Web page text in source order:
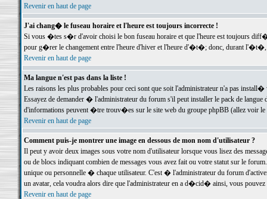
Revenir en haut de page
J'ai chang� le fuseau horaire et l'heure est toujours incorrecte !
Si vous �tes s�r d'avoir choisi le bon fuseau horaire et que l'heure est toujours
pour g�rer le changement entre l'heure d'hiver et l'heure d'�t�; donc, durant
Revenir en haut de page
Ma langue n'est pas dans la liste !
Les raisons les plus probables pour ceci sont que soit l'administrateur n'a pas
Essayez de demander � l'administrateur du forum s'il peut installer le pack de
d'informations peuvent �tre trouv�es sur le site web du groupe phpBB (allez voir le
Revenir en haut de page
Comment puis-je montrer une image en dessous de mon nom d'utilisateur ?
Il peut y avoir deux images sous votre nom d'utilisateur lorsque vous lisez des
ou de blocs indiquant combien de messages vous avez fait ou votre statut sur le
unique ou personnelle � chaque utilisateur. C'est � l'administrateur du forum
un avatar, cela voudra alors dire que l'administrateur en a d�cid� ainsi, vous
Revenir en haut de page